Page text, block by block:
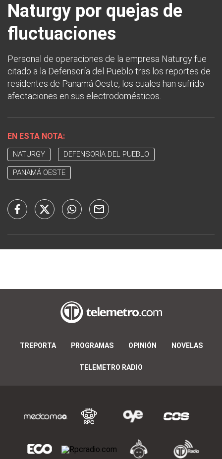
Naturgy por quejas de
fluctuaciones
Personal de operaciones de la empresa Naturgy fue
citado a la Defensoría del Pueblo tras los reportes de
residentes de Panamá Oeste, los cuales han sufrido
afectaciones en sus electrodomésticos.
EN ESTA NOTA:
NATURGY DEFENSORÍA DEL PUEBLO
PANAMÁ OESTE
TREPORTA PROGRAMAS OPINIÓN NOVELAS
TELEMETRO RADIO